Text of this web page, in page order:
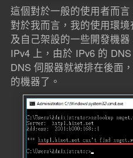
這個對於一般的使用者而
對於我而言，我的使用環
及自己架設的一些開發機
IPv4 上，由於 IPv6 的
DNS 伺服器就被排在後面
的機器了。